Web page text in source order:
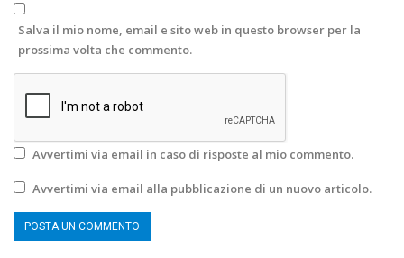
Salva il mio nome, email e sito web in questo browser per la
prossima volta che commento.
Avvertimi via email in caso di risposte al mio commento.
Avvertimi via email alla pubblicazione di un nuovo articolo.